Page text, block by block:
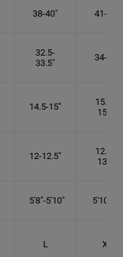
38-40" 41-43"
32.5-
33.5"
34-35"
14.5-15"
15.25-
15.5"
12-12.5"
12.75-
13.3"
5'8"-5'10" 5'10"- 6'
L XL